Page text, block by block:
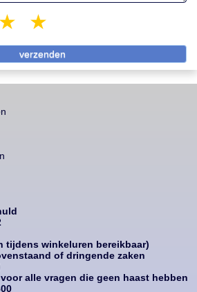
4 stars
3 stars
tijdens winkeluren bereikbaar)
of dringende zaken
alle vragen die geen haast hebben